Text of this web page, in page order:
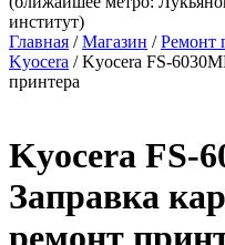
институт)
Главная /Магазин /Ремонт
Kyocera / Kyocera FS-
принтера
Kyocera FS-
Заправка